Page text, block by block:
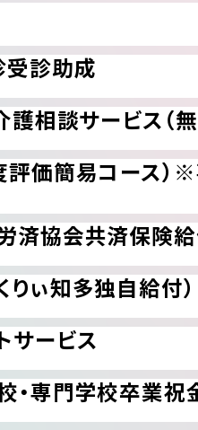
診助成
相談サービス（無
評価簡易コース）
済協会共済保険給
ぃ知多独自給付）
サービス
・専門学校卒業祝